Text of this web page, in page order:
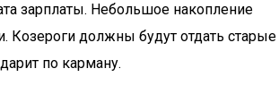
зарплаты. Небольшое накопление
Козероги должны будут отдать старые
по карману.